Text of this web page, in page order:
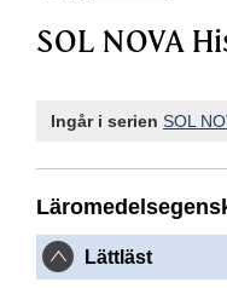
SOL NOVA
Ingår i serien SOL
Lättläst